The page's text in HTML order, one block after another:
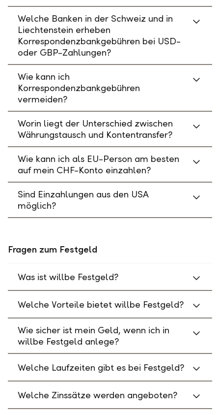
Welche Banken in der Schweiz und in
Liechtenstein erheben
Korrespondenzbankgebühren bei USD-
oder GBP-Zahlungen?
Wie kann ich
Korrespondenzbankgebühren
vermeiden?
Worin liegt der Unterschied zwischen
Währungstausch und Kontentransfer?
Wie kann ich als EU-Person am besten
auf mein CHF-Konto einzahlen?
Sind Einzahlungen aus den USA
möglich?
Fragen zum Festgeld
Was ist willbe Festgeld?
Welche Vorteile bietet willbe Festgeld?
Wie sicher ist mein Geld, wenn ich in
willbe Festgeld anlege?
Welche Laufzeiten gibt es bei Festgeld?
Welche Zinssätze werden angeboten?